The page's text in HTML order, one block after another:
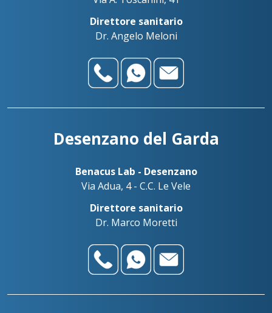
Direttore sanitario
Dr. Angelo Meloni
Desenzano del Garda
Benacus Lab - Desenzano
Via Adua, 4 - C.C. Le Vele
Direttore sanitario
Dr. Marco Moretti